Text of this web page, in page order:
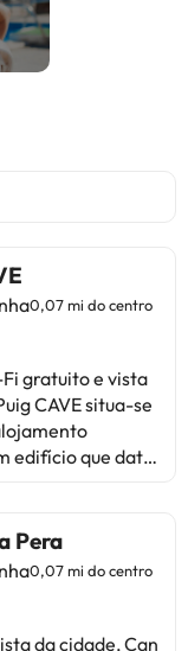
0,07 mi do centro
gratuito e vista
CAVE situa-se
edifício que data
ar condicionado
sala de estar,
equipada
Pera
0,07 mi do centro
da cidade, Can